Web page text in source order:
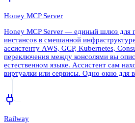
Honey MCP Server
Honey MCP Server — единый шлюз для
инстансов в смешанной
ассистенту AWS, GCP, Kubernetes,
переключения между консолями вы
естественном языке. Ассистент сам
виртуалки или сервисы. Одно окно для
Railway